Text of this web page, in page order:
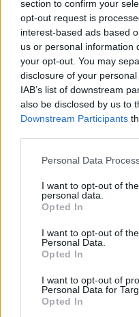
section to confirm your
opt-out request is
interest-based ads based
us or personal information
your opt-out. You may
disclosure of your
IAB’s list of downstream
also be disclosed by us to
Downstream Participants
Personal Data
I want to opt-out of
personal data.
Opted In
I want to opt-out of
Personal Data.
Opted In
I want to opt-out of
Personal Data for
Opted In
beszédre
Portfolio
2001. február 14. 09:00
Nem nyugtatta meg a
délutáni szenátus előtti
helyzetértékeléséből a
reagált. A világ
utalt rá, hogy a
pánikszerű
KEDVES OLVASÓNK!
tartozik, melynek
regisztrációhoz kötött.